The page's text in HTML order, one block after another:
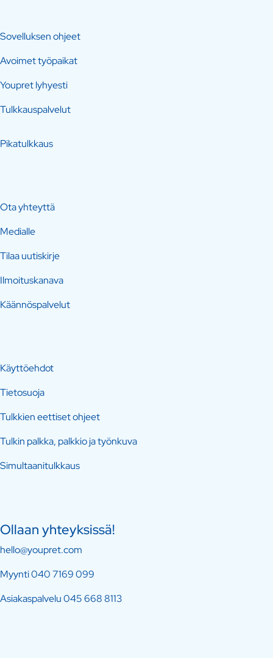
Sovelluksen ohjeet
Avoimet työpaikat
Youpret lyhyesti
Tulkkauspalvelut
Pikatulkkaus
Ota yhteyttä
Medialle
Tilaa uutiskirje
Ilmoituskanava
Käännöspalvelut
Käyttöehdot
Tietosuoja
Tulkkien eettiset ohjeet
Tulkin palkka, palkkio ja työnkuva
Simultaanitulkkaus
Ollaan yhteyksissä!
hello@youpret.com
Myynti040 7169 099
Asiakaspalvelu045 668 8113